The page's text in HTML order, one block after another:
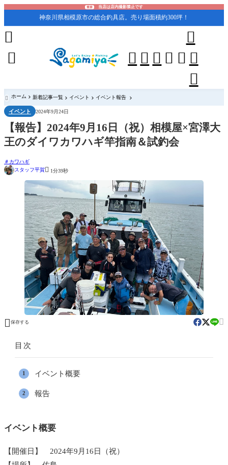
重要 当店は店内撮影禁止です
神奈川県相模原市の総合釣具店。売り場面積約300坪！
    





 ホーム 新着記事一覧 イベント イベント報告
イベント 2024年9月24日
【報告】2024年9月16日（祝）相模屋×宮澤大
王のダイワカワハギ竿指南＆試釣会
カワハギ
スタッフ平賀 1分39秒
 保存する 
目次
イベント概要
報告
イベント概要
【開催日】 2024年9月16日（祝）